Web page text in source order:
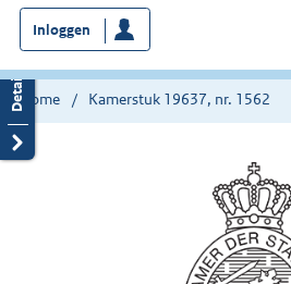
bent
nu
hier:
Inloggen
Home Kamerstuk 19637, nr. 1562